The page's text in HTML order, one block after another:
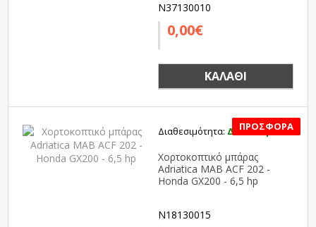
N37130010
0,00€
ΚΑΛΆΘΙ
Διαθεσιμότητα: Διαθέσιμο
Χορτοκοπτικό μπάρας
Adriatica MAB ACF 202 -
Honda GX200 - 6,5 hp
N18130015